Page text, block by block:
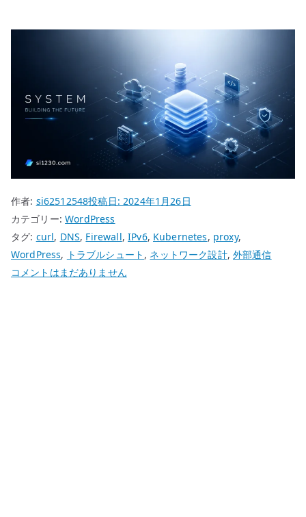
作者: si62512548投稿日:2024年1月26日
カテゴリー:WordPress
タグ: curl, DNS, Firewall,IPv6, Kubernetes, proxy,
WordPress, トラブルシュート , ネットワーク設計, 外部通信
WordPress
コメントはまだありません